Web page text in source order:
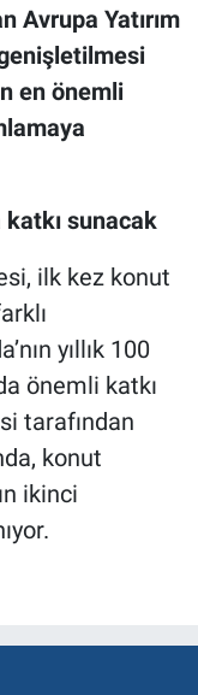
Avrupa Yatırım
en önemli
katkı sunacak
ilk kez konut
yıllık 100
önemli katkı
tarafından
konut
ikinci